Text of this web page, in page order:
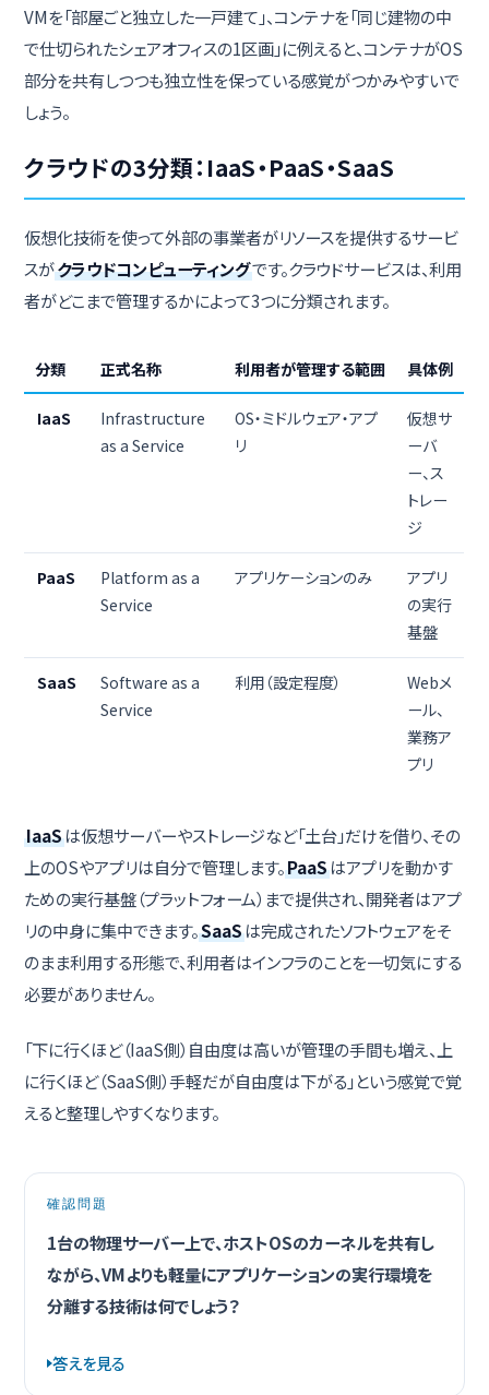
VMを「部屋ごと独立した一戸建て」、コンテナを「同じ建物の中
で仕切られたシェアオフィスの1区画」に例えると、コンテナがOS
部分を共有しつつも独立性を保っている感覚がつかみやすいで
しょう。
クラウドの3分類：IaaS・PaaS・SaaS
仮想化技術を使って外部の事業者がリソースを提供するサービ
スがクラウドコンピューティングです。クラウドサービスは、利用
者がどこまで管理するかによって3つに分類されます。
分類 正式名称 利用者が管理する範囲 具体例
IaaS
Infrastructure
as a Service
OS・ミドルウェア・アプ
リ
仮想サ
ーバ
ー、ス
トレー
ジ
PaaS
Platform as a
Service
アプリケーションのみ
アプリ
の実行
基盤
SaaS
Software as a
Service
利用（設定程度）
Webメ
ール、
業務ア
プリ
IaaSは仮想サーバーやストレージなど「土台」だけを借り、その
上のOSやアプリは自分で管理します。PaaSはアプリを動かす
ための実行基盤（プラットフォーム）まで提供され、開発者はアプ
リの中身に集中できます。SaaSは完成されたソフトウェアをそ
のまま利用する形態で、利用者はインフラのことを一切気にする
必要がありません。
「下に行くほど（IaaS側）自由度は高いが管理の手間も増え、上
に行くほど（SaaS側）手軽だが自由度は下がる」という感覚で覚
えると整理しやすくなります。
確認問題
1台の物理サーバー上で、ホストOSのカーネルを共有し
ながら、VMよりも軽量にアプリケーションの実行環境を
分離する技術は何でしょう？
答えを見る